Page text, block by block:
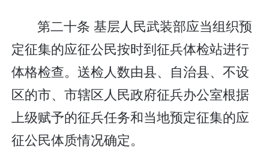
第二十条 基层人民武装部应当组织预
定征集的应征公民按时到征兵体检站进行
体格检查。送检人数由县、自治县、不设
区的市、市辖区人民政府征兵办公室根据
上级赋予的征兵任务和当地预定征集的应
征公民体质情况确定。